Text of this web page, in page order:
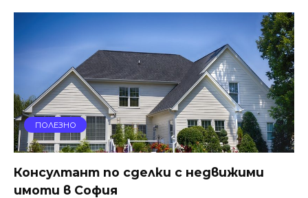
ПОЛЕЗНО
Консултант по сделки с недвижими
имоти в София